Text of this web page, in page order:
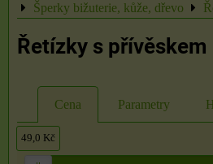
Šperky bižuterie, kůže, dřevo
Řetízky s přívěskem
Cena Parametry
49,0 Kč